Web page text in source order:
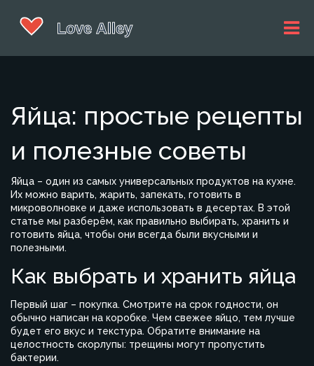
Яйца: простые рецепты
и полезные советы
Яйца – один из самых универсальных продуктов на кухне.
Их можно варить, жарить, запекать, готовить в
микроволновке и даже использовать в десертах. В этой
статье мы разберём, как правильно выбирать, хранить и
готовить яйца, чтобы они всегда были вкусными и
полезными.
Как выбрать и хранить яйца
Первый шаг – покупка. Смотрите на срок годности, он
обычно написан на коробке. Чем свежее яйцо, тем лучше
будет его вкус и текстура. Обратите внимание на
целостность скорлупы: трещины могут пропустить
бактерии.